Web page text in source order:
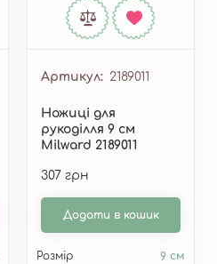
Артикул 2189011
Ножиці для
рукоділля 9 см
Milward 2189011
307 грн
Додати в кошик
Розмір
9 см